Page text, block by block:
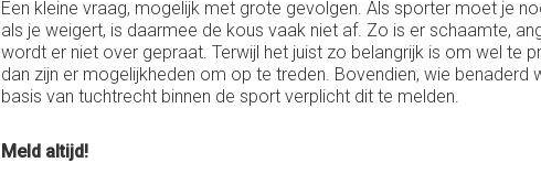
Een kleine vraag, mogelijk met grote gevolgen. Als sporter moet je
als je weigert, is daarmee de kous vaak niet af. Zo is er schaamte,
wordt er niet over gepraat. Terwijl het juist zo belangrijk is om wel te
dan zijn er mogelijkheden om op te treden. Bovendien, wie
basis van tuchtrecht binnen de sport verplicht dit te melden.
Meld altijd!